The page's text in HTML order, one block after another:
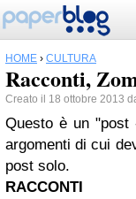
HOME › CULTURA
Racconti,
Creato il 18 ottobre 2013
Questo è un
argomenti di cui
post solo.
RACCONTI